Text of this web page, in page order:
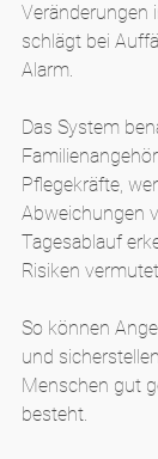
Veränderungen
schlägt bei
Alarm.
Das System
Pflegekräfte,
Abweichungen
Tagesablauf
Risiken
So können
und
Menschen gut
besteht.